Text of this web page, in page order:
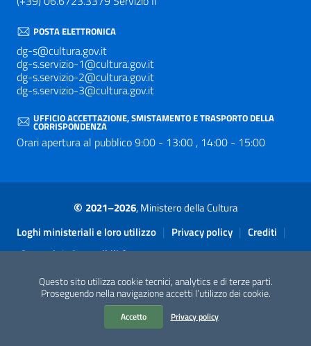
Questo sito utilizza cookie tecnici, analytics e di terze parti.
Proseguendo nella navigazione accetti l’utilizzo dei cookie.
Accetto Privacy policy
POSTA ELETTRONICA
dg-s@cultura.gov.it
dg-s.servizio-1@cultura.gov.it
dg-s.servizio-2@cultura.gov.it
dg-s.servizio-3@cultura.gov.it
UFFICIO ACCETTAZIONE, SMISTAMENTO E TRASPORTO DELLA
CORRISPONDENZA
Orari apertura al pubblico 9:00 - 13:00 , 14:00 - 15:00
© 2021–2026, Ministero della Cultura
Sezione Link Utili
Loghi ministeriali e loro utilizzo | Privacy policy | Crediti |
Contatti | Accessibilità